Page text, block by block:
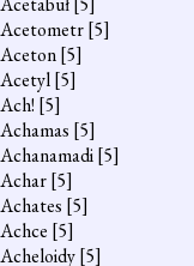
Acetometr[5]
Aceton[5]
Acetyl[5]
Ach! [5]
Achamas [5]
Achanamadi[5]
Achar[5]
Achates [5]
Achce [5]
Acheloidy[5]